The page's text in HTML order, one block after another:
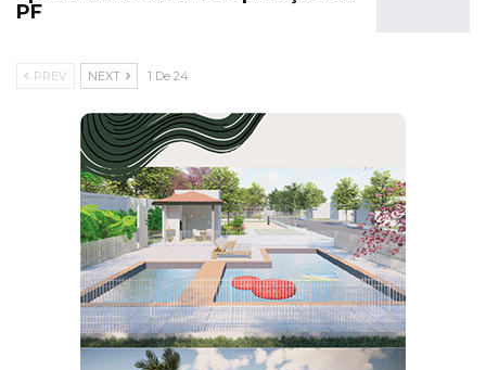
PF
PREV NEXT 1 De 24